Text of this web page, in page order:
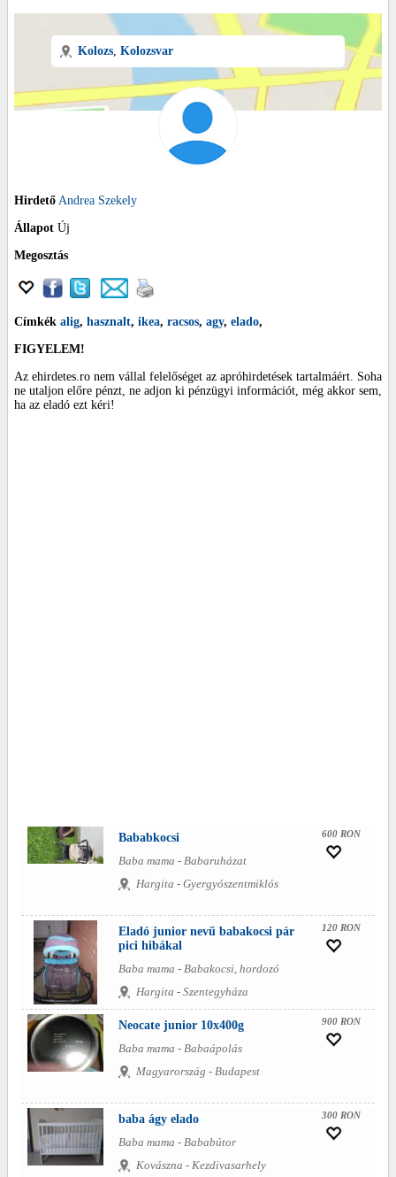
Kolozs, Kolozsvar
Hirdető Andrea Szekely
Állapot Új
Megosztás
Címkék alig, hasznalt, ikea, racsos, agy, elado,
FIGYELEM!
Az ehirdetes.ro nem vállal felelőséget az apróhirdetések tartalmáért. Soha
ne utaljon előre pénzt, ne adjon ki pénzügyi információt, még akkor sem,
ha az eladó ezt kéri!
Bababkocsi
Baba mama - Babaruházat
Hargita - Gyergyószentmiklós
600 RON
Eladó junior nevű babakocsi pár
pici hibákal
Baba mama - Babakocsi, hordozó
Hargita - Szentegyháza
120 RON
Neocate junior 10x400g
Baba mama - Babaápolás
Magyarország - Budapest
900 RON
baba ágy elado
Baba mama - Bababútor
Kovászna - Kezdivasarhely
300 RON